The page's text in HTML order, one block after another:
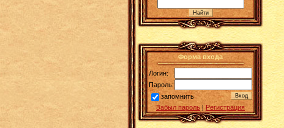
Форма входа
Логин:
Пароль:
запомнить
Забыл пароль | Регистрация